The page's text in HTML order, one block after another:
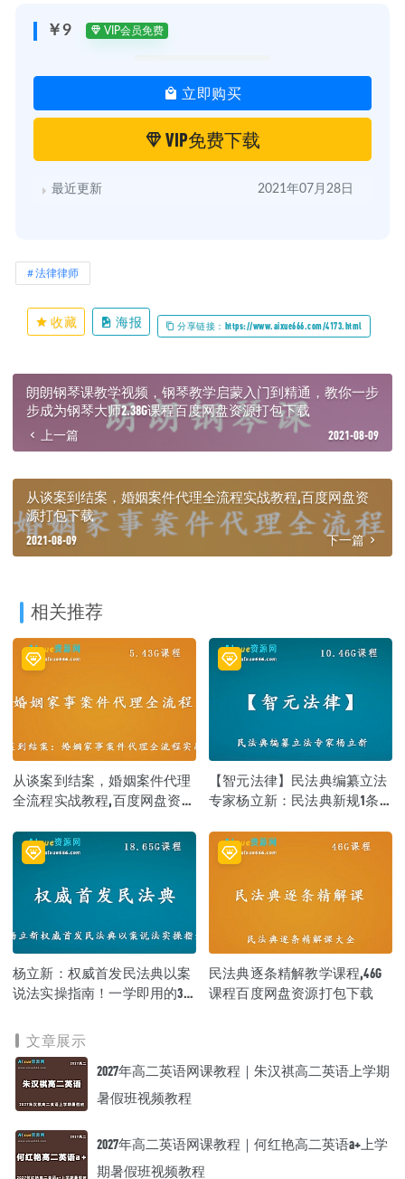
├─ 06 如何有效保护婚前存款不流失.mp3
├─ 06 如何有效保护婚前存款不流失.pdf
├─ 07 婚后如何购房才能不吃亏.pdf
├─ 08 夫妻财产约定,不懂这些,就等于废纸.mp3
├─ 08 夫妻财产约定,不懂这些,就等于废纸.pdf
├─ 09 买保险真能避债吗.mp3
├─ 09 买保险真能避债吗.pdf
├─ 10 智斗小三,把钱拿回来.mp3
├─ 11 对于家暴的发生和处理,你犯了哪些错误.mp3
├─ 13 搞定婆婆,要注意这四个危险期.mp3
├─ 13 搞定婆婆,要注意这四个危险期.pdf
├─ 14 男人两大雷区,干万别碗.pdf
├─ 15 对方出轨了,怎么取证才能多分财产.mp3
├─ 16 存款和股票,怎么查怎么分.pdf
├─ 17 离婚时如何应对虚假债务.mp3
├─ 17 离婚时如何应对虚假债务.pdf
├─ 18 假离婚,可得小心了.mp3
├─ 18 假离婚,可得小心了.pdf
├─ 20 协议离婚时,必须注意的六个关键点.mp3
├─ 20 协议离婚时,必须注意的六个关键点.pdf
├─ 21 孩子归谁给多少抚养费怎么探望.mp3
└─ 21 孩子归谁给多少抚养费怎么探望.pdf
￥9 VIP会员免费
立即购买
VIP免费下载
最近更新 2021年07月28日
法律律师
收藏 海报 分享链接：https://www.aixue666.com/4173.html
朗朗钢琴课教学视频，钢琴教学启蒙入门到精通，教你一步
步成为钢琴大师2.38G课程百度网盘资源打包下载
上一篇 2021-08-09
从谈案到结案，婚姻案件代理全流程实战教程,百度网盘资
源打包下载
2021-08-09 下一篇
相关推荐
从谈案到结案，婚姻案件代理
全流程实战教程,百度网盘资源
【智元法律】民法典编纂立法
专家杨立新：民法典新规1条1
网盘资源打包下载
杨立新：权威首发民法典以案
说法实操指南！一学即用的30
网盘资源打包下载
民法典逐条精解教学课程,46G
课程百度网盘资源打包下载
文章展示
2027年高二英语网课教程｜朱汉祺高二英语上学期
暑假班视频教程
2027年高二英语网课教程｜何红艳高二英语a+上学
期暑假班视频教程